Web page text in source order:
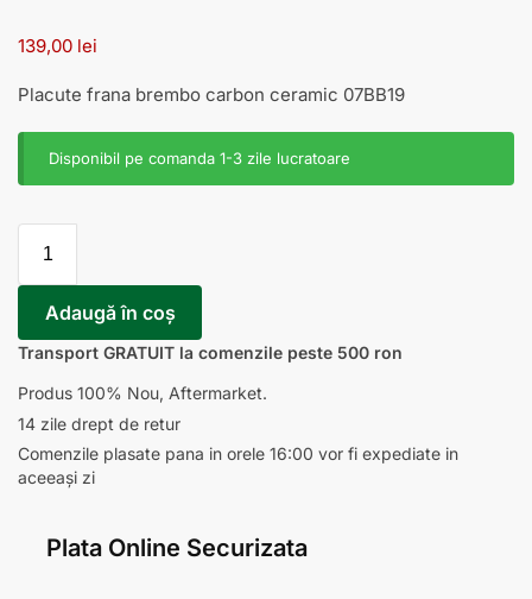
139,00 lei
Placute frana brembo carbon ceramic 07BB19
Disponibil pe comanda 1-3 zile lucratoare
Adaugă în coș
Transport GRATUIT la comenzile peste 500 ron
Produs 100% Nou, Aftermarket.
14 zile drept de retur
Comenzile plasate pana in orele 16:00 vor fi expediate in
aceeași zi
Plata Online Securizata